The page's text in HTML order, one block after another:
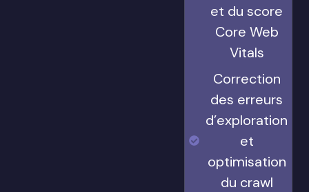
et du score
Core Web
Vitals
Correction
des erreurs
d’exploration
et
optimisation
du crawl